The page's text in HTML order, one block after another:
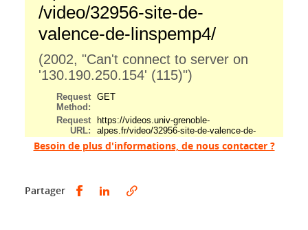
Besoin de plus d'informations, de nous contacter ?
Partager Partager sur Facebook
Partager sur LinkedIn